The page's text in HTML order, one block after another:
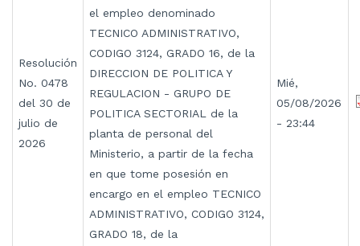
Resolución
No. 0478
del 30 de
julio de
2026
el empleo denominado
TECNICO ADMINISTRATIVO,
CODIGO 3124, GRADO 16, de la
DIRECCION DE POLITICA Y
REGULACION - GRUPO DE
POLITICA SECTORIAL de la
planta de personal del
Ministerio, a partir de la fecha
en que tome posesión en
encargo en el empleo TECNICO
ADMINISTRATIVO, CODIGO 3124,
GRADO 18, de la
Mié,
05/08/2026
- 23:44